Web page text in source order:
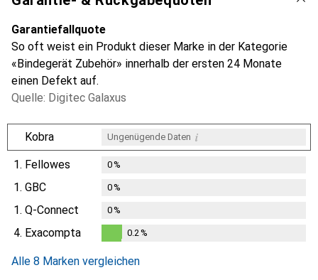
Garantiefallquote
So oft weist ein Produkt dieser Marke in der Kategorie
«Bindegerät Zubehör» innerhalb der ersten 24 Monate
einen Defekt auf.
Quelle: Digitec Galaxus
Kobra Ungenügende Daten i
1. Fellowes 0%
1. GBC 0%
1. Q-Connect 0%
4. Exacompta 0.2 %
Alle 8 Marken vergleichen